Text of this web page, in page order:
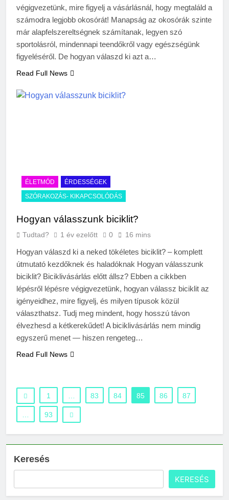
végigvezetünk, mire figyelj a vásárlásnál, hogy megtaláld a
számodra legjobb okosórát! Manapság az okosórák szinte
már alapfelszereltségnek számítanak, legyen szó
sportolásról, mindennapi teendőkről vagy egészségünk
figyeléséről. De hogyan válaszd ki azt a…
Read Full News
ÉLETMÓD
ÉRDESSÉGEK
SZÓRAKOZÁS- KIKAPCSOLÓDÁS
Hogyan válasszunk biciklit?
Tudtad? 1 év ezelőtt 0 16 mins
Hogyan válaszd ki a neked tökéletes biciklit? – komplett
útmutató kezdőknek és haladóknak Hogyan válasszunk
biciklit? Biciklivásárlás előtt állsz? Ebben a cikkben
lépésről lépésre végigvezetünk, hogyan válassz biciklit az
igényeidhez, mire figyelj, és milyen típusok közül
választhatsz. Tudj meg mindent, hogy hosszú távon
élvezhesd a kétkerekűdet! A biciklivásárlás nem mindig
egyszerű menet — hiszen rengeteg…
Read Full News
1 83 84 85 86 87
93
Keresés
KERESÉS